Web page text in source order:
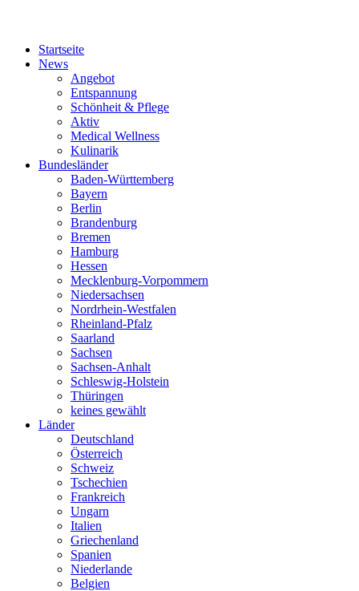
Startseite
News
Angebot
Entspannung
Schönheit & Pflege
Aktiv
Medical Wellness
Kulinarik
Bundesländer
Baden-Württemberg
Bayern
Berlin
Brandenburg
Bremen
Hamburg
Hessen
Mecklenburg-Vorpommern
Niedersachsen
Nordrhein-Westfalen
Rheinland-Pfalz
Saarland
Sachsen
Sachsen-Anhalt
Schleswig-Holstein
Thüringen
keines gewählt
Länder
Deutschland
Österreich
Schweiz
Tschechien
Frankreich
Ungarn
Italien
Griechenland
Spanien
Niederlande
Belgien